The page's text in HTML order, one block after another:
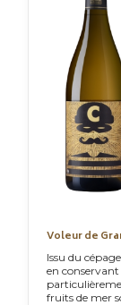
Voleur de
Issu du
en
fruits de mer